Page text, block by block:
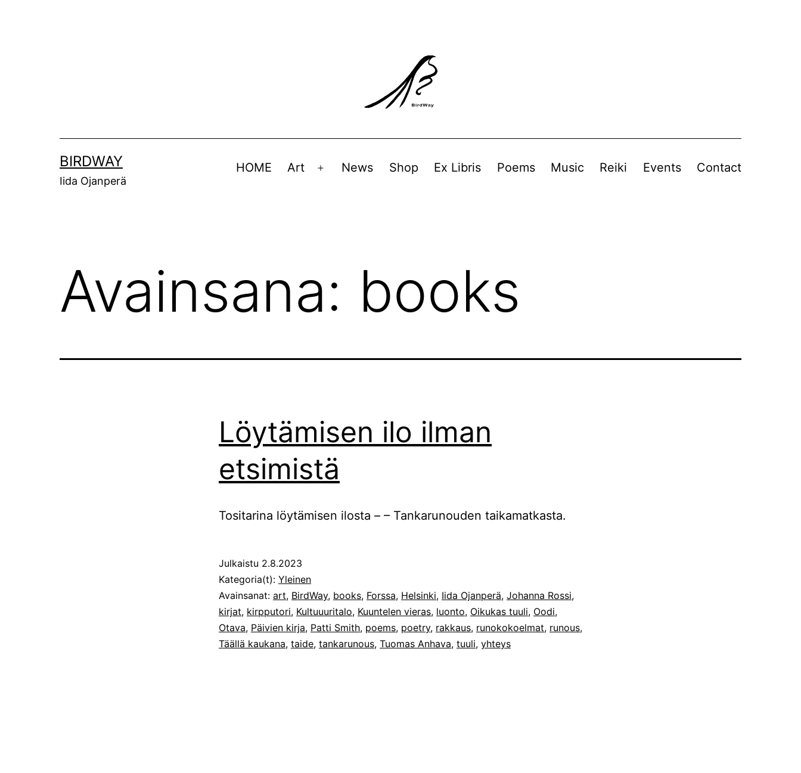
BIRDWAY
Iida Ojanperä
HOME Art
Avaa
News Shop Ex Libris Poems Music Reiki Events Contact
Avainsana: books
Löytämisen ilo ilman
etsimistä
Tositarina löytämisen ilosta – – Tankarunouden taikamatkasta.
Julkaistu 2.8.2023
Kategoria(t): Yleinen
Avainsanat: art, BirdWay, books, Forssa, Helsinki, Iida Ojanperä, Johanna Rossi,
kirjat, kirpputori, Kultuuuritalo, Kuuntelen vieras, luonto, Oikukas tuuli, Oodi,
Otava, Päivien kirja, Patti Smith, poems, poetry, rakkaus, runokokoelmat, runous,
Täällä kaukana, taide, tankarunous, Tuomas Anhava, tuuli, yhteys